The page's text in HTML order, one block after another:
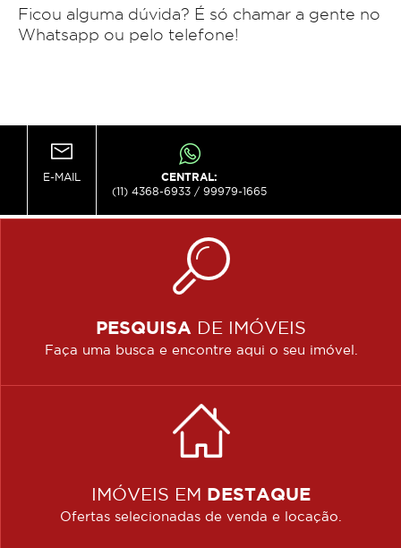
Ficou alguma dúvida? É só chamar a gente no
Whatsapp ou pelo telefone!
E-MAIL
CENTRAL:
(11) 4368-6933 / 99979-1665
PESQUISA DE IMÓVEIS
Faça uma busca e encontre aqui o seu imóvel.
IMÓVEIS EM DESTAQUE
Ofertas selecionadas de venda e locação.